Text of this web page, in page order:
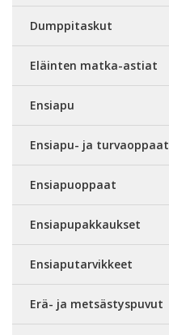
Dumppitaskut
Eläinten matka-astiat
Ensiapu
Ensiapu- ja turvaoppaat
Ensiapuoppaat
Ensiapupakkaukset
Ensiaputarvikkeet
Erä- ja metsästyspuvut